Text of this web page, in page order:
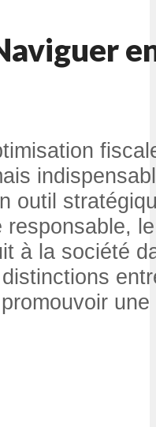
outil
responsable,
à la société